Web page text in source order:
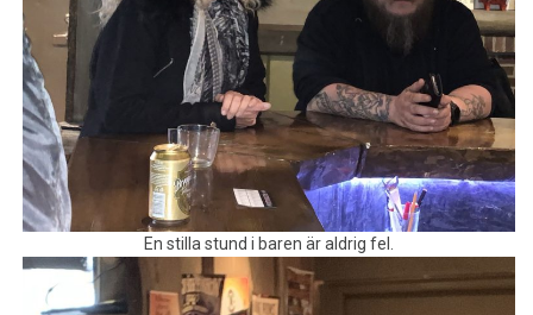
En stilla stund i baren är aldrig fel.